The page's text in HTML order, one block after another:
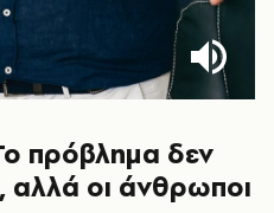
πρόβλημα δεν
αλλά οι άνθρωποι